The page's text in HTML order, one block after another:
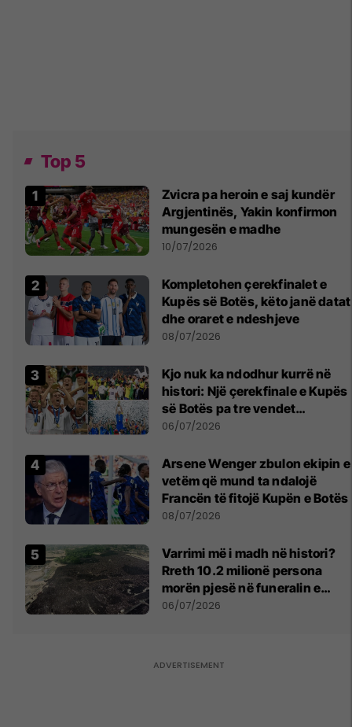
Top 5
Zvicra pa heroin e saj kundër
Argjentinës, Yakin konfirmon
mungesën e madhe
10/07/2026
Kompletohen çerekfinalet e
Kupës së Botës, këto janë datat
dhe oraret e ndeshjeve
08/07/2026
Kjo nuk ka ndodhur kurrë në
histori: Një çerekfinale e Kupës
së Botës pa tre vendet
legjendare të futbollit
06/07/2026
Arsene Wenger zbulon ekipin e
vetëm që mund ta ndalojë
Francën të fitojë Kupën e Botës
08/07/2026
Varrimi më i madh në histori?
Rreth 10.2 milionë persona
morën pjesë në funeralin e
liderit të Iranit në 1989
06/07/2026